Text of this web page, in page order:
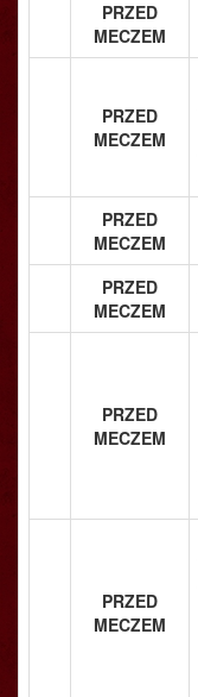
PRZED
MECZEM
PRZED
MECZEM
PRZED
MECZEM
PRZED
MECZEM
PRZED
MECZEM
PRZED
MECZEM